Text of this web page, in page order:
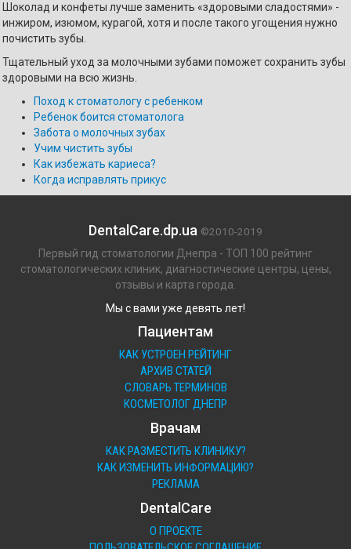
Шоколад и конфеты лучше заменить «здоровыми сладостями» -
инжиром, изюмом, курагой, хотя и после такого угощения нужно
почистить зубы.
Тщательный уход за молочными зубами поможет сохранить зубы
здоровыми на всю жизнь.
Поход к стоматологу с ребенком
Ребенок боится стоматолога
Забота о молочных зубах
Учим чистить зубы
Как избежать кариеса?
Когда исправлять прикус
DentalCare.dp.ua ©2010-2019
Первый гид стоматологии Днепра - ТОП 100 рейтинг
стоматологических клиник, диагностические центры, цены,
отзывы и карта города.
Мы с вами уже девять лет!
Пациентам
КАК УСТРОЕН РЕЙТИНГ
АРХИВ СТАТЕЙ
СЛОВАРЬ ТЕРМИНОВ
КОСМЕТОЛОГ ДНЕПР
Врачам
КАК РАЗМЕСТИТЬ КЛИНИКУ?
КАК ИЗМЕНИТЬ ИНФОРМАЦИЮ?
РЕКЛАМА
DentalCare
О ПРОЕКТЕ